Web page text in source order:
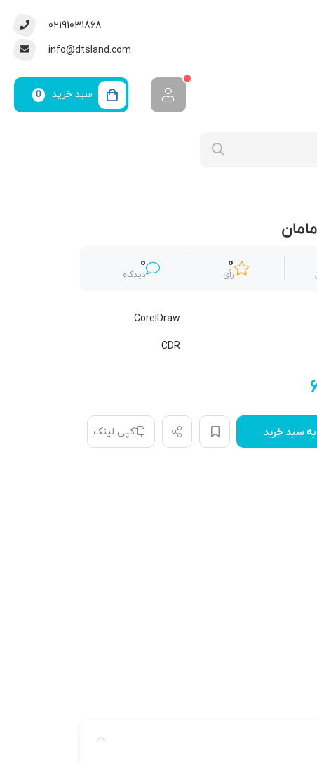
02191031868
info@dtsland.com
سبد خرید 0
0
رأی
0
دیدگاه
CorelDraw
CDR
سبد خرید کپی لینک